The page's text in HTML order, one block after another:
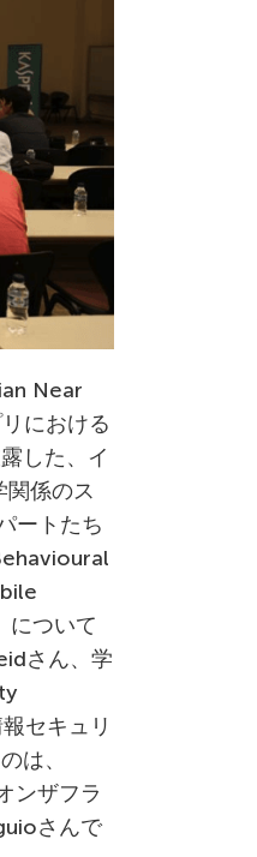
Near
における
した、イ
関係のス
ートたち
について
さん、学
セキュリ
は、
ンザフラ
さんで